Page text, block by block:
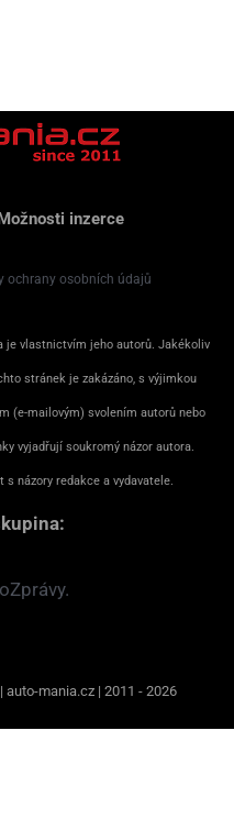
inzerce
ochrany osobních údajů
je vlastnictvím jeho autorů. Jakékoliv
stránek je zakázáno, s výjimkou
(e-mailovým) svolením autorů nebo
vyjadřují soukromý názor autora.
s názory redakce a vydavatele.
auto-mania.cz | 2011 - 2026